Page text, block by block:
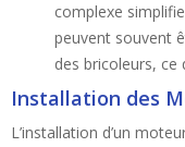
complexe
peuvent souvent
des bricoleurs, ce
Installation des
L’installation d’un